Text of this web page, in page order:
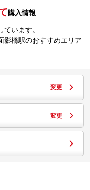
購入情報
います。
影橋駅のおすすめエリア
変更
変更